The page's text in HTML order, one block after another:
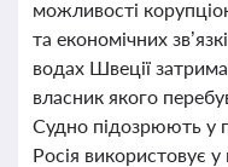
можливості
та економічних
водах Швеції
власник якого
Судно підозрюють у
Росія використовує у